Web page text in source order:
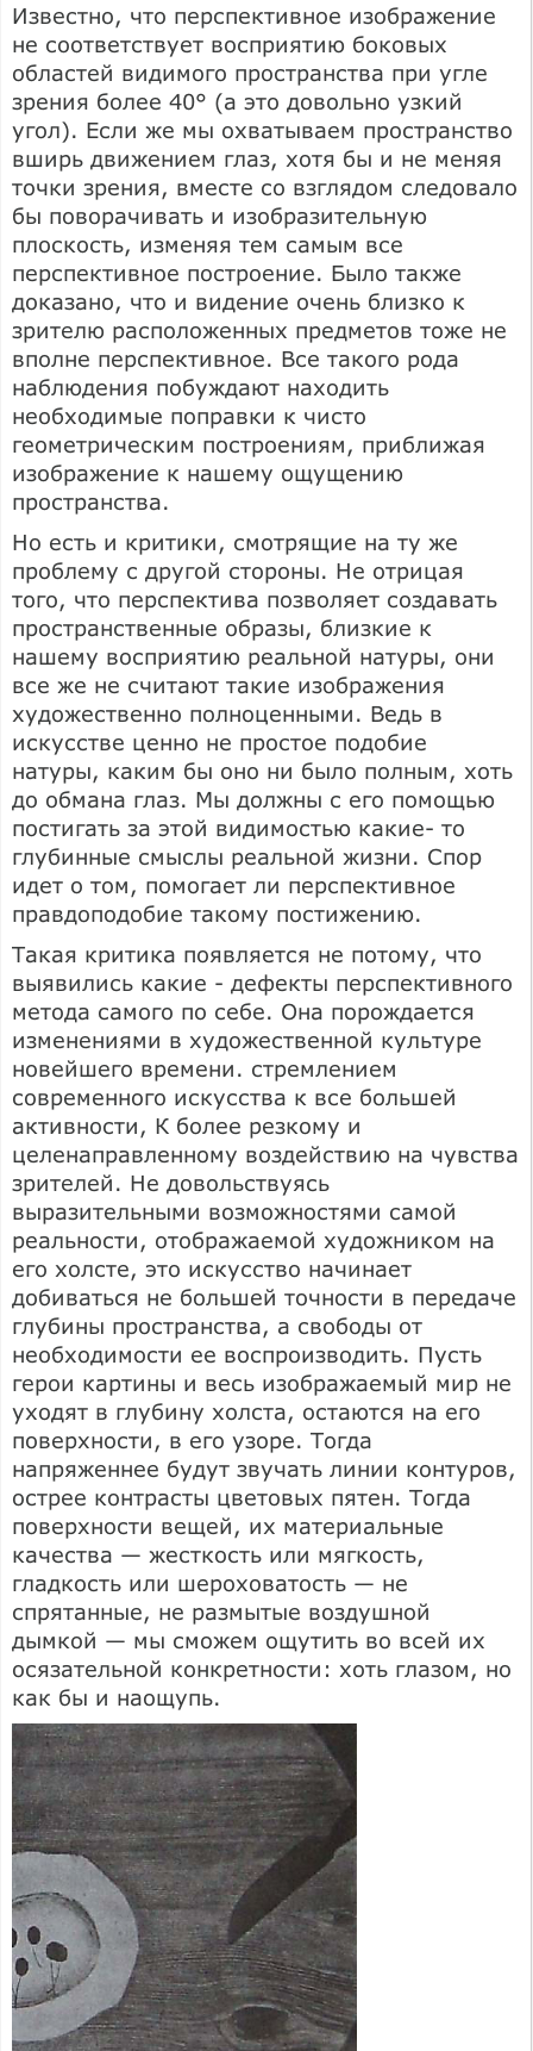
Известно, что перспективное изображение
не соответствует восприятию боковых
областей видимого пространства при угле
зрения более 40° (а это довольно узкий
угол). Если же мы охватываем пространство
вширь движением глаз, хотя бы и не меняя
точки зрения, вместе со взглядом следовало
бы поворачивать и изобразительную
плоскость, изменяя тем самым все
перспективное построение. Было также
доказано, что и видение очень близко к
зрителю расположенных предметов тоже не
вполне перспективное. Все такого рода
наблюдения побуждают находить
необходимые поправки к чисто
геометрическим построениям, приближая
изображение к нашему ощущению
пространства.
Но есть и критики, смотрящие на ту же
проблему с другой стороны. Не отрицая
того, что перспектива позволяет создавать
пространственные образы, близкие к
нашему восприятию реальной натуры, они
все же не считают такие изображения
художественно полноценными. Ведь в
искусстве ценно не простое подобие
натуры, каким бы оно ни было полным, хоть
до обмана глаз. Мы должны с его помощью
постигать за этой видимостью какие- то
глубинные смыслы реальной жизни. Спор
идет о том, помогает ли перспективное
правдоподобие такому постижению.
Такая критика появляется не потому, что
выявились какие - дефекты перспективного
метода самого по себе. Она порождается
изменениями в художественной культуре
новейшего времени. стремлением
современного искусства к все большей
активности, К более резкому и
целенаправленному воздействию на чувства
зрителей. Не довольствуясь
выразительными возможностями самой
реальности, отображаемой художником на
его холсте, это искусство начинает
добиваться не большей точности в передаче
глубины пространства, а свободы от
необходимости ее воспроизводить. Пусть
герои картины и весь изображаемый мир не
уходят в глубину холста, остаются на его
поверхности, в его узоре. Тогда
напряженнее будут звучать линии контуров,
острее контрасты цветовых пятен. Тогда
поверхности вещей, их материальные
качества — жесткость или мягкость,
гладкость или шероховатость — не
спрятанные, не размытые воздушной
дымкой — мы сможем ощутить во всей их
осязательной конкретности: хоть глазом, но
как бы и наощупь.